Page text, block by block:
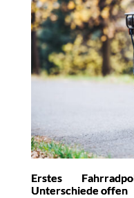
Erstes
Unterschiede offen